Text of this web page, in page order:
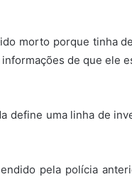
morto porque tinha
de que ele
define uma linha de
pela polícia